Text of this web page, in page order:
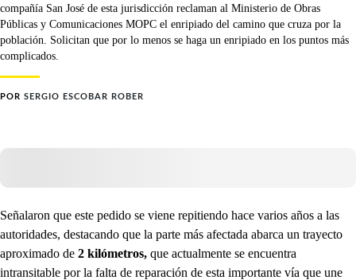
compañía San José de esta jurisdicción reclaman al Ministerio de Obras
Públicas y Comunicaciones MOPC el enripiado del camino que cruza por la
población. Solicitan que por lo menos se haga un enripiado en los puntos más
complicados.
POR SERGIO ESCOBAR ROBER
Señalaron que este pedido se viene repitiendo hace varios años a las
autoridades, destacando que la parte más afectada abarca un trayecto
aproximado de 2 kilómetros, que actualmente se encuentra
intransitable por la falta de reparación de esta importante vía que une